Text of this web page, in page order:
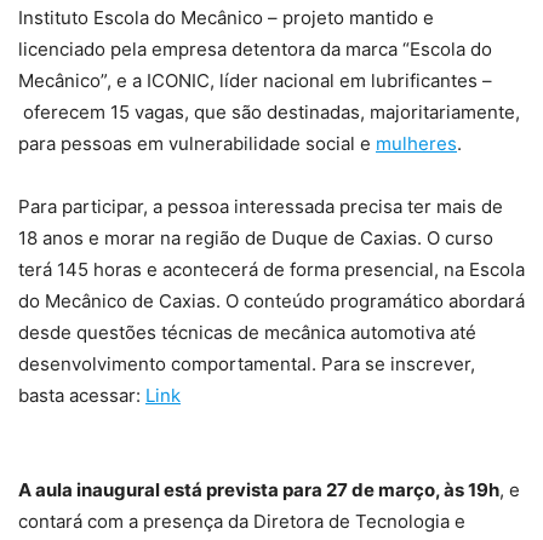
Instituto Escola do Mecânico – projeto mantido e
licenciado pela empresa detentora da marca “Escola do
Mecânico”, e a ICONIC, líder nacional em lubrificantes –
oferecem 15 vagas, que são destinadas, majoritariamente,
para pessoas em vulnerabilidade social e mulheres.
Para participar, a pessoa interessada precisa ter mais de
18 anos e morar na região de Duque de Caxias. O curso
terá 145 horas e acontecerá de forma presencial, na Escola
do Mecânico de Caxias. O conteúdo programático abordará
desde questões técnicas de mecânica automotiva até
desenvolvimento comportamental. Para se inscrever,
basta acessar: Link
A aula inaugural está prevista para 27 de março, às 19h, e
contará com a presença da Diretora de Tecnologia e